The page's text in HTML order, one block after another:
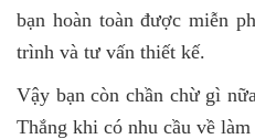
bạn hoàn toàn được miễn
trình và tư vấn thiết kế.
Vậy bạn còn chần chừ gì
Thắng khi có nhu cầu về làm